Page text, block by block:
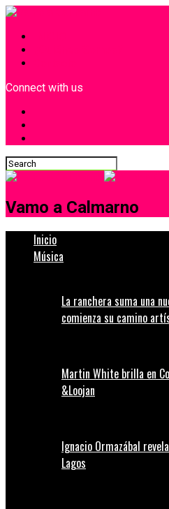
Connect with us
Vamo a Calmarno
Inicio
Música
La ranchera suma una
comienza su camino
Martin White brilla en
&Loojan
Ignacio Ormazábal
Lagos